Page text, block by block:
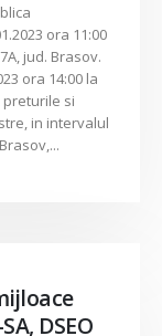
ora 11:00
jud. Brasov.
ora 14:00 la
preturile si
in intervalul
DSEO